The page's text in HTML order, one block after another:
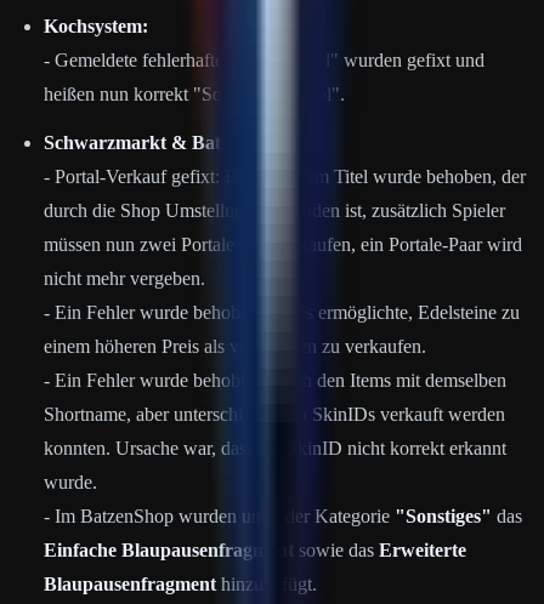
Kochsystem:
- Gemeldete fehlerhafte Items "Bratöl" wurden gefixt und
heißen nun korrekt "Sonnenblumenöl".
Schwarzmarkt & Batzenschop:
- Portal-Verkauf gefixt: Ein Fehler im Titel wurde behoben, der
durch die Shop Umstellung entstanden ist, zusätzlich Spieler
müssen nun zwei Portale einzeln kaufen, ein Portale-Paar wird
nicht mehr vergeben.
- Ein Fehler wurde behoben, der es ermöglichte, Edelsteine zu
einem höheren Preis als vorgesehen zu verkaufen.
- Ein Fehler wurde behoben, durch den Items mit demselben
Shortname, aber unterschiedlichen SkinIDs verkauft werden
konnten. Ursache war, dass die SkinID nicht korrekt erkannt
wurde.
- Im BatzenShop wurden unter der Kategorie "Sonstiges" das
Einfache Blaupausenfragment sowie das Erweiterte
Blaupausenfragment hinzugefügt.